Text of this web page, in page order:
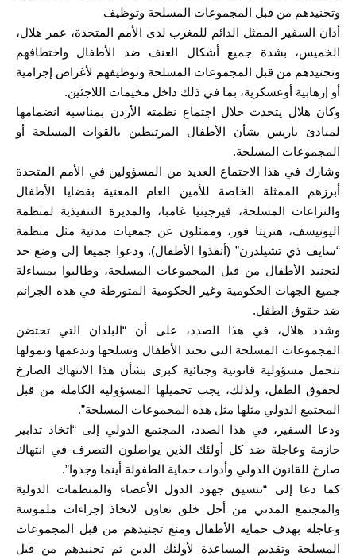
وتجنيدهم من قبل المجموعات المسلحة وتوظيف
أدان السفير الممثل الدائم للمغرب لدى الأمم المتحدة، عمر هلال،
الخميس، بشدة جميع أشكال العنف ضد الأطفال واختطافهم
وتجنيدهم من قبل المجموعات المسلحة وتوظيفهم لأغراض إجرامية
أو إرهابية أوعسكرية، بما في ذلك داخل مخيمات اللاجئين.
وكان هلال يتحدث خلال اجتماع نظمته الأردن بمناسبة انضمامها
لمبادئ باريس بشأن الأطفال المرتبطين بالقوات المسلحة أو
المجموعات المسلحة.
وشارك في هذا الاجتماع العديد من المسؤولين في الأمم المتحدة
أبرزهم الممثلة الخاصة للأمين العام المعنية بقضايا الأطفال
والنزاعات المسلحة، فيرجينيا غامبا، والمديرة التنفيذية لمنظمة
اليونيسف، هنريتا فور، وممثلون عن جمعيات مدنية مثل منظمة
“سايف ذي تشيلدرن” (أنقذوا الأطفال). ودعوا جميعا إلى وضع حد
لتجنيد الأطفال من قبل المجموعات المسلحة، وطالبوا بمساءلة
جميع الجهات الحكومية وغير الحكومية المتورطة في هذه الجرائم
ضد حقوق الطفل.
وشدد هلال، في هذا الصدد، على أن “البلدان التي تحتضن
المجموعات المسلحة التي تجند الأطفال وتسلحها وتدعمها وتمولها
تتحمل مسؤولية قانونية وجنائية كبرى بشأن هذا الانتهاك الصارخ
لحقوق الطفل، ولذلك، يجب تحميلها المسؤولية الكاملة من قبل
المجتمع الدولي مثلها مثل هذه المجموعات المسلحة”.
ودعا السفير، في هذا الصدد، المجتمع الدولي إلى “اتخاذ تدابير
حازمة وعاجلة ضد كل أولئك الذين يواصلون التصرف في انتهاك
صارخ للقانون الدولي وأدوات حماية الطفولة أينما وجدوا”.
كما دعا إلى “تنسيق جهود الدول الأعضاء والمنظمات الدولية
والمجتمع المدني من أجل خلق تعاون لاتخاذ إجراءات ملموسة
وعاجلة بهدف حماية الأطفال ومنع تجنيدهم من قبل المجموعات
المسلحة وتقديم المساعدة لأولئك الذين تم تجنيدهم من قبل